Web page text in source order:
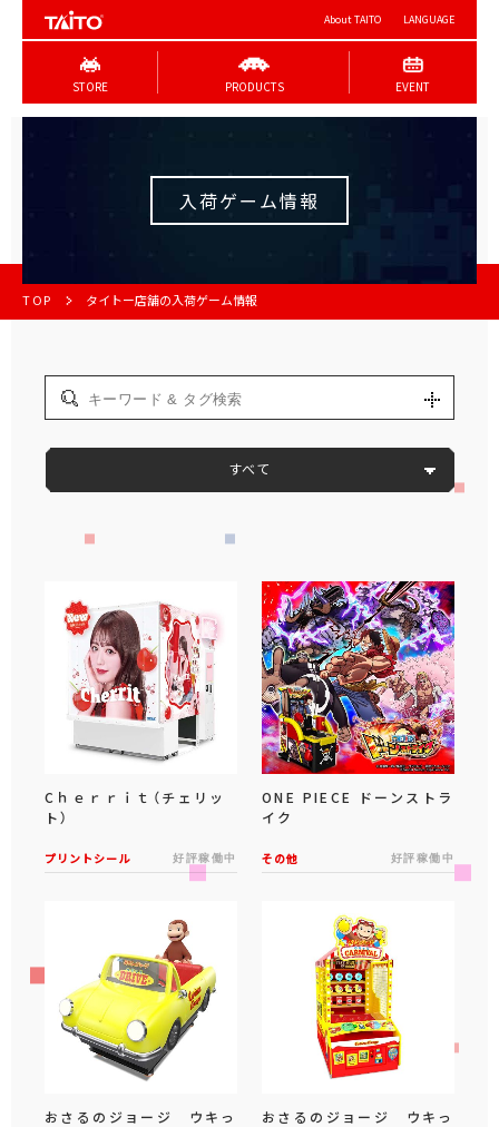
About TAITO LANGUAGE
STORE PRODUCTS EVENT
入荷ゲーム情報
TOP タイトー店舗の入荷ゲーム情報
すべて
Cｈｅｒｒｉｔ（チェリッ
ト）
プリントシール 好評稼働中
ONE PIECE ドーンストラ
イク
その他 好評稼働中
おさるのジョージ ウキっ
おさるのジョージ ウキっ